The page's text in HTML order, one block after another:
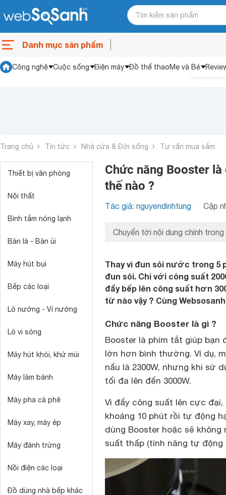
Danh mục sản phẩm
Công nghệ Cuộc sống Điện máy Đồ thể thaoMẹ và Bé
Trang chủ Tin tức Nhà cửa & Đời sống Tư vấn mua sắm
Thiết bị văn phòng
Nội thất
Bình tắm nóng lạnh
Bàn là - Bàn ủi
Máy hút bụi
Bếp các loại
Lò nướng - Vỉ nướng
Lò vi sóng
Máy hút khói, khử mùi
Máy làm bánh
Máy pha cà phê
Máy xay, máy ép
Máy đánh trứng
Nồi điện các loại
Đồ dùng nhà bếp khác
Chức năng Booster
thế nào ?
Tác giả: nguyendinhtung Cập
Chuyển tới nội dung chính trong
Thay vì đun sôi nước trong 5
đun sôi. Chỉ với công suất
đẩy bếp lên công suất hơn
từ nào vậy ? Cùng
Chức năng Booster là gì ?
Booster là phím tắt giúp bạn
lớn hơn bình thường. Ví dụ,
nấu là 2300W, nhưng khi sử
tối đa lên đến 3000W.
Vì đẩy công suất lên cực
khoảng 10 phút rồi tự động
dùng Booster hoặc sẽ
suất thấp (tính năng tự